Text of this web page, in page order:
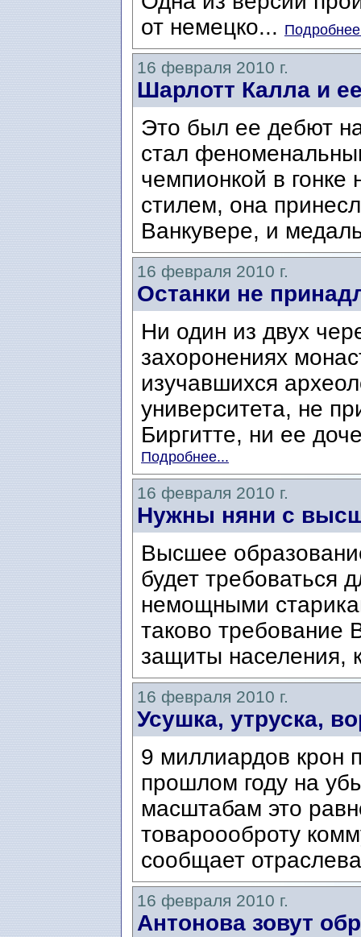
от немецко...
16 февраля 2010 г.
Шарлотт Калла и
Это был ее дебют
стал
чемпионкой в
стилем, она
Ванкувере, и
16 февраля 2010 г.
Останки не
Ни один из двух
захоронениях
изучавшихся
университета, не
Биргитте, ни ее
Подробнее...
16 февраля 2010 г.
Нужны няни с
Высшее
будет требоваться
немощными
таково требование
защиты населения,
16 февраля 2010 г.
Усушка, утруска,
9 миллиардов крон
прошлом году на
масштабам это
товароооброту
сообщает
16 февраля 2010 г.
Антонова зовут